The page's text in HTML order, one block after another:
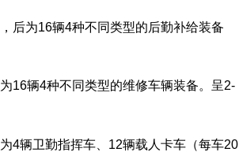
后为16辆4种不同类型的后勤补给装备
16辆4种不同类型的维修车辆装备。呈2-
4辆卫勤指挥车、12辆载人卡车（每车20